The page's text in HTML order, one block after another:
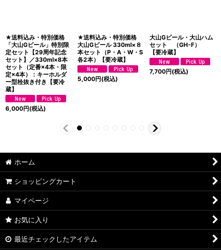
★送料込み・特別価格
「大山Gビール」特別限
定セット【29周年記念
セット】／330ml×8本
セット（定番×4本・限
定×4本）：キーホルダ
ー型栓抜き付き【要冷
蔵】
6,000円(税込)
★送料込み・特別価格
大山Gビール 330ml×８
本セット（P・A・W・S
各2本）【要冷蔵】
5,000円(税込)
大山Gビール・大山ハム
セット （GH-F）
【要冷蔵】
7,700円(税込)
ホーム
ショッピングカート
マイページ
お気に入り
最近チェックしたアイテム